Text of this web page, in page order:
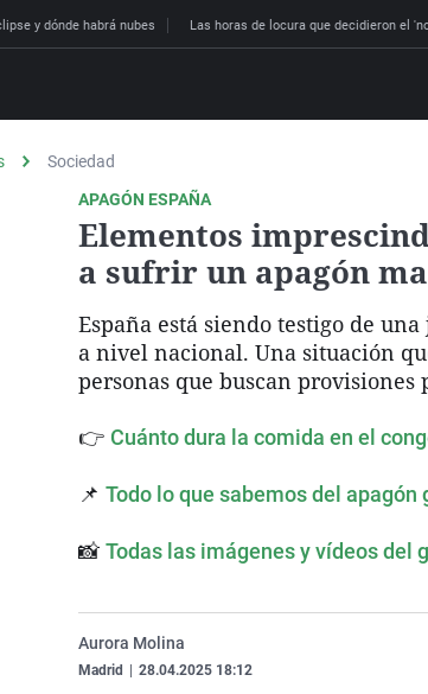
y dónde habrá nubes Las horas de locura que decidieron el
Sociedad
APAGÓN ESPAÑA
Elementos
a sufrir un apagón
España está siendo testigo de
a nivel nacional. Una situación
personas que buscan provisiones
👉 Cuánto dura la comida en el
📌 Todo lo que sabemos del apagón
📸 Todas las imágenes y vídeos del
Aurora Molina
Madrid 28.04.2025 18:12